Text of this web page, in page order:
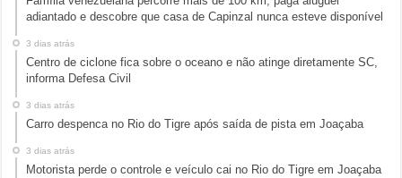
adiantado e descobre que casa de Capinzal nunca esteve disponível
3 dias atrás
Centro de ciclone fica sobre o oceano e não atinge diretamente SC,
informa Defesa Civil
3 dias atrás
Carro despenca no Rio do Tigre após saída de pista em Joaçaba
3 dias atrás
Motorista perde o controle e veículo cai no Rio do Tigre em Joaçaba